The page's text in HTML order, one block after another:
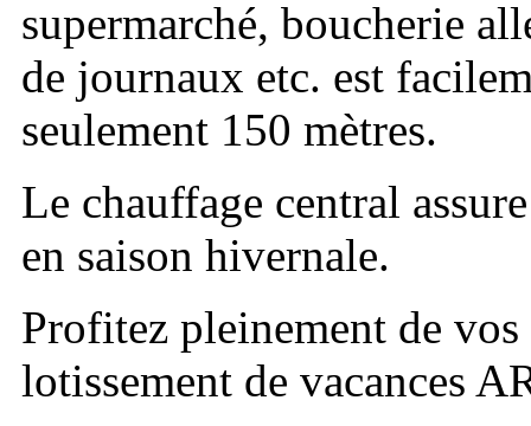
supermarché, boucherie
de journaux etc. est
seulement 150 mètres.
Le chauffage central
en saison hivernale.
Profitez pleinement de vos
lotissement de vacances